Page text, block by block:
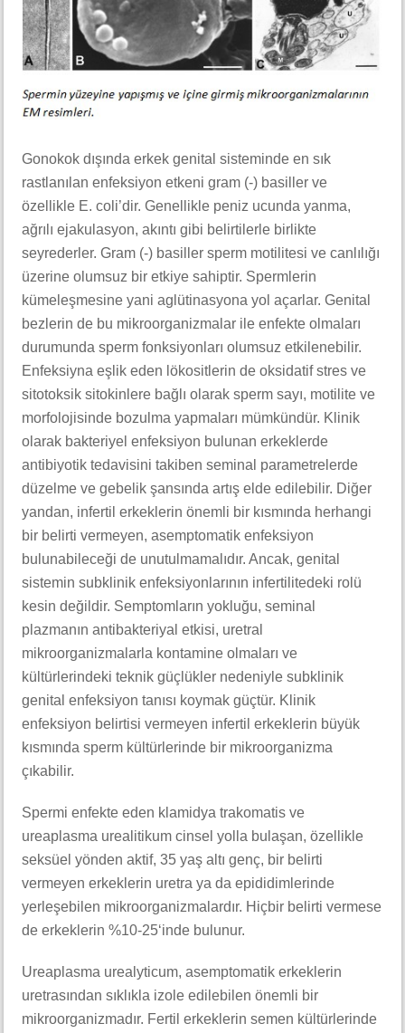
Gonokok dışında erkek genital sisteminde en sık
rastlanılan enfeksiyon etkeni gram (-) basiller ve
özellikle E. coli’dir. Genellikle peniz ucunda yanma,
ağrılı ejakulasyon, akıntı gibi belirtilerle birlikte
seyrederler. Gram (-) basiller sperm motilitesi ve canlılığı
üzerine olumsuz bir etkiye sahiptir. Spermlerin
kümeleşmesine yani aglütinasyona yol açarlar. Genital
bezlerin de bu mikroorganizmalar ile enfekte olmaları
durumunda sperm fonksiyonları olumsuz etkilenebilir.
Enfeksiyna eşlik eden lökositlerin de oksidatif stres ve
sitotoksik sitokinlere bağlı olarak sperm sayı, motilite ve
morfolojisinde bozulma yapmaları mümkündür. Klinik
olarak bakteriyel enfeksiyon bulunan erkeklerde
antibiyotik tedavisini takiben seminal parametrelerde
düzelme ve gebelik şansında artış elde edilebilir. Diğer
yandan, infertil erkeklerin önemli bir kısmında herhangi
bir belirti vermeyen, asemptomatik enfeksiyon
bulunabileceği de unutulmamalıdır. Ancak, genital
sistemin subklinik enfeksiyonlarının infertilitedeki rolü
kesin değildir. Semptomların yokluğu, seminal
plazmanın antibakteriyal etkisi, uretral
mikroorganizmalarla kontamine olmaları ve
kültürlerindeki teknik güçlükler nedeniyle subklinik
genital enfeksiyon tanısı koymak güçtür. Klinik
enfeksiyon belirtisi vermeyen infertil erkeklerin büyük
kısmında sperm kültürlerinde bir mikroorganizma
çıkabilir.
Spermi enfekte eden klamidya trakomatis ve
ureaplasma urealitikum cinsel yolla bulaşan, özellikle
seksüel yönden aktif, 35 yaş altı genç, bir belirti
vermeyen erkeklerin uretra ya da epididimlerinde
yerleşebilen mikroorganizmalardır. Hiçbir belirti vermese
de erkeklerin %10-25‘inde bulunur.
Ureaplasma urealyticum, asemptomatik erkeklerin
uretrasından sıklıkla izole edilebilen önemli bir
mikroorganizmadır. Fertil erkeklerin semen kültürlerinde